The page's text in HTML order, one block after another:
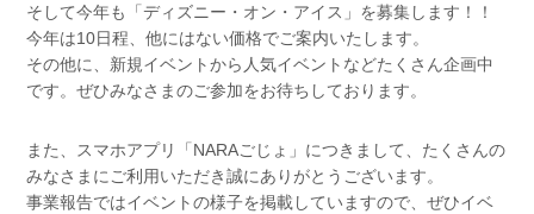
そして今年も「ディズニー・オン・アイス」を募集します！！
今年は10日程、他にはない価格でご案内いたします。
その他に、新規イベントから人気イベントなどたくさん企画中
です。ぜひみなさまのご参加をお待ちしております。
また、スマホアプリ「NARAごじょ」につきまして、たくさんの
みなさまにご利用いただき誠にありがとうございます。
事業報告ではイベントの様子を掲載していますので、ぜひイベ